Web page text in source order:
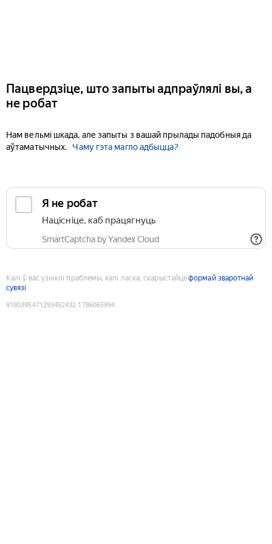
Пацвердзіце, што запыты адпраўлялі вы, а
не робат
Нам вельмі шкада, але запыты з вашай прылады падобныя да
аўтаматычных.
Чаму гэта магло адбыцца?
Я не робат
Націсніце, каб працягнуць
SmartCaptcha by Yandex Cloud
Калі ў вас узніклі праблемы, калі ласка, скарыстайцеформай зваротнай
сувязі
9180395471293452432:1786065994